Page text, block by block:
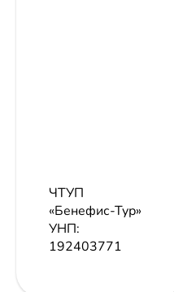
ЧТУП
«Бенефис-Тур»
УНП:
192403771